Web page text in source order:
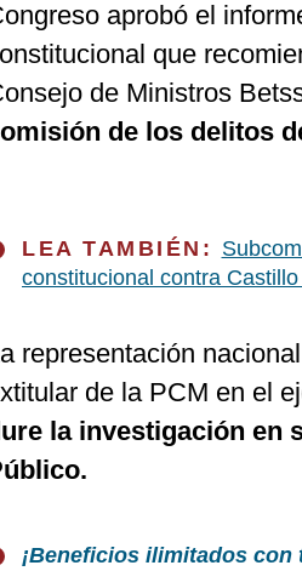
aprobó el
que
de Ministros
de los delitos
LEA TAMBIÉN:
constitucional contra
representación
de la PCM en el
la investigación en
¡Beneficios ilimitados